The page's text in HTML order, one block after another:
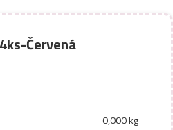
Červená
0,000 kg